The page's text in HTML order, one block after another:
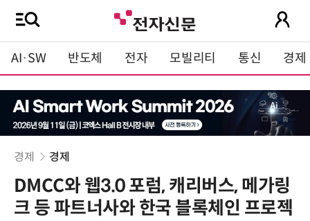
AI·SW 반도체 전자 모빌리티 통신 경제
경제 경제
DMCC와 웹3.0 포럼, 캐리버스, 메가링
크 등 파트너사와 한국 블록체인 프로젝